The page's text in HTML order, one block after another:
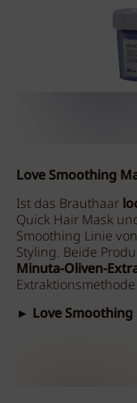
Love Smoothing
Ist das Brauthaar
Quick Hair Mask
Smoothing Linie
Styling. Beide
Minuta-Oliven-
► Love Smoothing